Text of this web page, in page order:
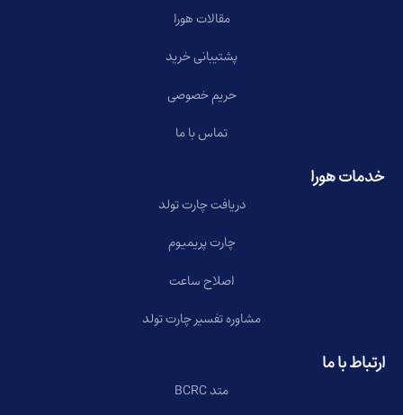
مقالات هورا
پشتیبانی خرید
حریم خصوصی
تماس با ما
خدمات هورا
دریافت چارت تولد
چارت پریمیوم
اصلاح ساعت
مشاوره تفسیر چارت تولد
ارتباط با ما
متد BCRC